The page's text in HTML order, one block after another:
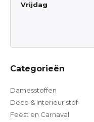
Vrijdag
Categorieën
Damesstoffen
Deco & Interieur stof
Feest en Carnaval